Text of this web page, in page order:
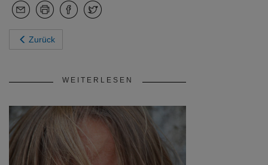
Zurück
WEITERLESEN